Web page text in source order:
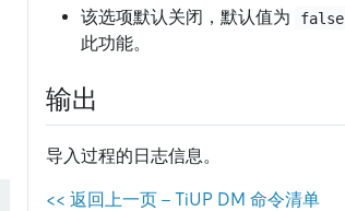
该选项默认关闭，默认值为 false
此功能。
输出
导入过程的日志信息。
<< 返回上一页 - TiUP DM 命令清单